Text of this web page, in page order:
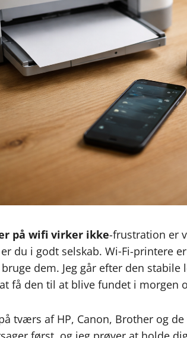
på wifi virker ikke-frustration er
du i godt selskab. Wi‑Fi-printere
dem. Jeg går efter den
få den til at blive fundet i morgen
tværs af HP, Canon, Brother og